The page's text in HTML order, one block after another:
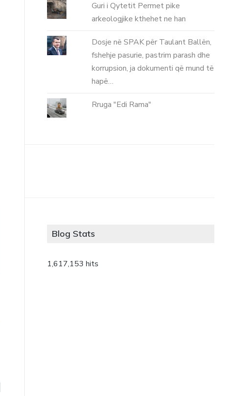
Guri i Qytetit Permet pike
arkeologjike kthehet ne han
Dosje në SPAK për Taulant Ballën,
fshehje pasurie, pastrim parash dhe
korrupsion, ja dokumenti që mund të
hapë…
Rruga "Edi Rama"
Blog Stats
1,617,153 hits